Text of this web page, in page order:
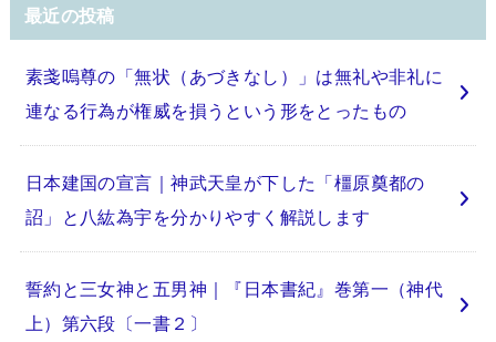
最近の投稿
素戔嗚尊の「無状（あづきなし）」は無礼や非礼に
連なる行為が権威を損うという形をとったもの
日本建国の宣言｜神武天皇が下した「橿原奠都の
詔」と八紘為宇を分かりやすく解説します
誓約と三女神と五男神｜『日本書紀』巻第一（神代
上）第六段〔一書２〕